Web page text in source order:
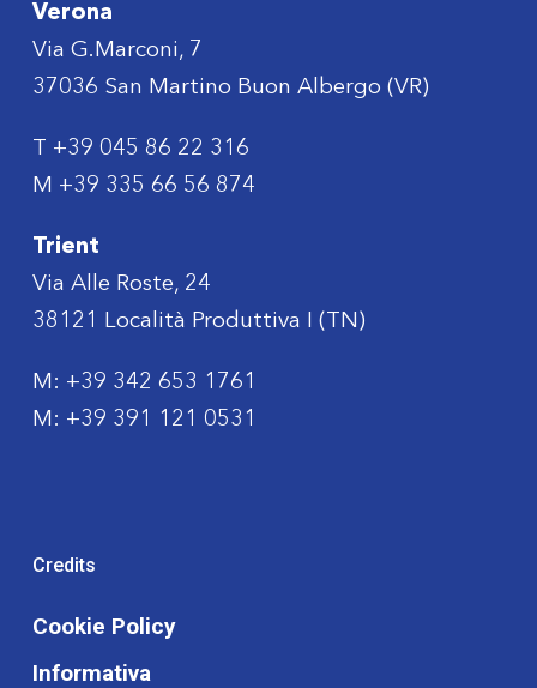
Verona
Via G.Marconi, 7
37036 San Martino Buon Albergo (VR)
+39 045 86 22 316
M +39 335 66 56 874
Trient
Via Alle Roste, 24
38121 Località Produttiva I (TN)
M: +39 342 653 1761
M: +39 391 121 0531
Credits
Cookie Policy
Informativa